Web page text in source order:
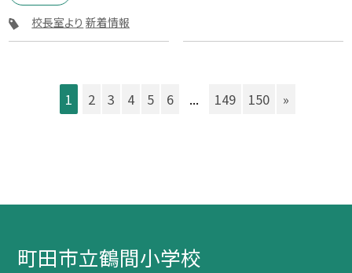
校長室より 新着情報
1 2 3 4 5 6 ... 149 150 »
町田市立鶴間小学校